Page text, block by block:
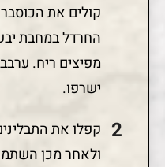
קולים את
החרדל במחבת
מפיצים ריח.
ישרפו.
קפלו את
ולאחר מכן